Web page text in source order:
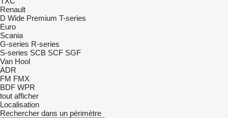
Renault
D Wide Premium T-series
Euro
Scania
G-series R-series
S-series SCB SCF SGF
Van Hool
ADR
FM FMX
BDF WPR
tout afficher
Localisation
Rechercher dans un périmètre